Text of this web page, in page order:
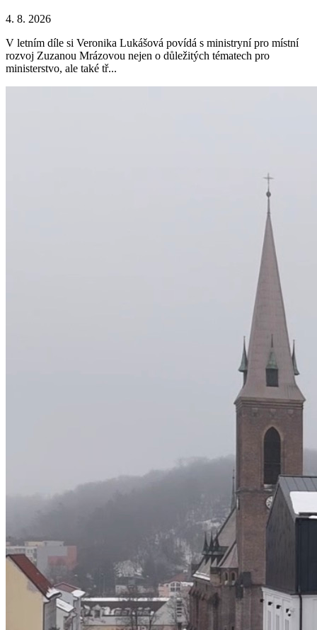
4. 8. 2026
V letním díle si Veronika Lukášová povídá s ministryní pro místní
rozvoj Zuzanou Mrázovou nejen o důležitých tématech pro
ministerstvo, ale také tř...